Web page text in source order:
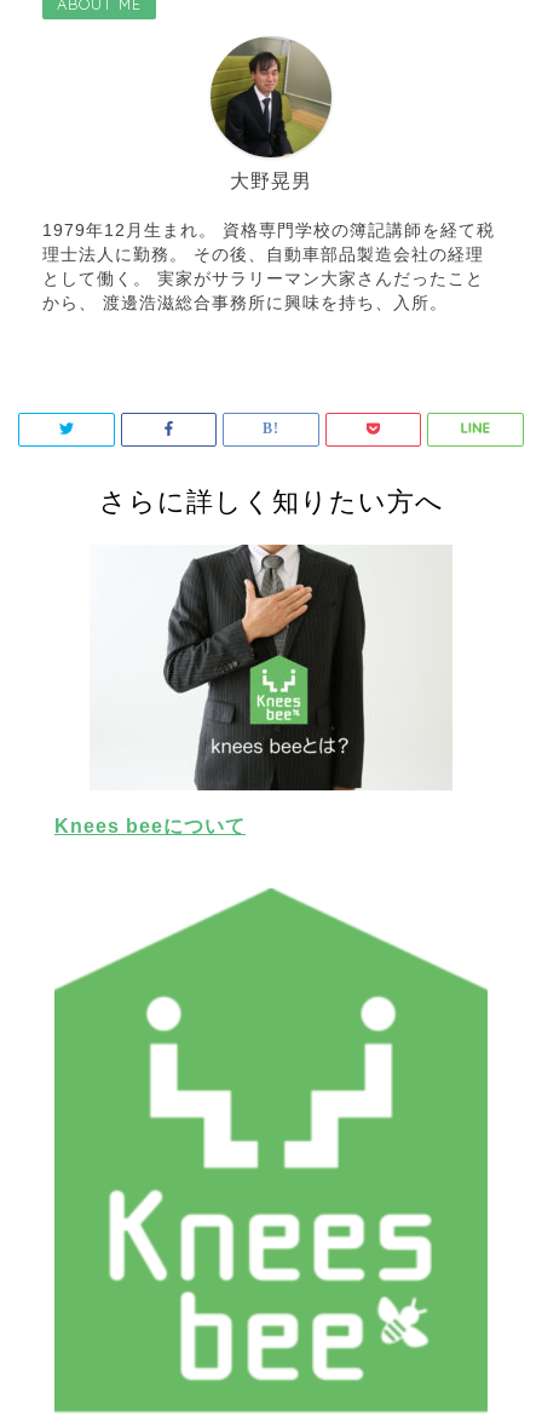
大野晃男
1979年12月生まれ。 資格専門学校の簿記講師を経て税
理士法人に勤務。 その後、自動車部品製造会社の経理
として働く。 実家がサラリーマン大家さんだったこと
から、 渡邊浩滋総合事務所に興味を持ち、入所。
さらに詳しく知りたい方へ
Knees beeについて